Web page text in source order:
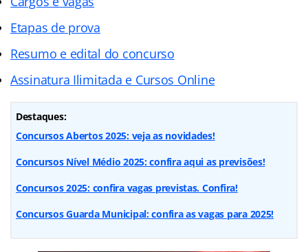
Etapas de prova
Resumo e edital do concurso
Assinatura Ilimitada e Cursos Online
Destaques:
Concursos Abertos 2025: veja as novidades!
Concursos Nível Médio 2025: confira aqui as previsões!
Concursos 2025: confira vagas previstas. Confira!
Concursos Guarda Municipal: confira as vagas para 2025!